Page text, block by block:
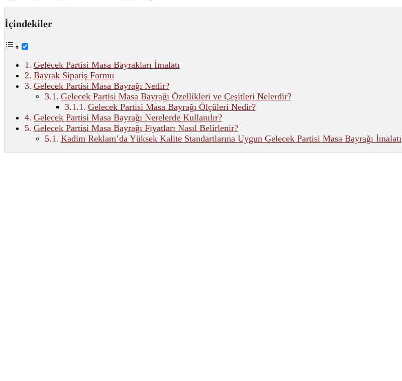
İçindekiler
Gelecek Partisi Masa Bayrakları İmalatı
Bayrak Sipariş Formu
Gelecek Partisi Masa Bayrağı Nedir?
Gelecek Partisi Masa Bayrağı Özellikleri ve Çeşitleri Nelerdir?
Gelecek Partisi Masa Bayrağı Ölçüleri Nedir?
Gelecek Partisi Masa Bayrağı Nerelerde Kullanılır?
Gelecek Partisi Masa Bayrağı Fiyatları Nasıl Belirlenir?
Kadim Reklam’da Yüksek Kalite Standartlarına Uygun Gelecek Partisi Masa Bayrağı İmalatı